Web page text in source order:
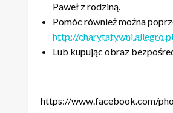
Paweł z rodziną.
Pomóc również można
http://
Lub kupując obraz
https://www.facebook.com/